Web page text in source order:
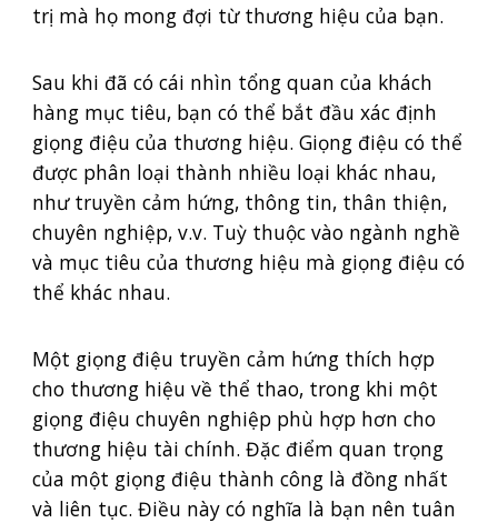
trị mà họ mong đợi từ thương hiệu của bạn.
Sau khi đã có cái nhìn tổng quan của khách
hàng mục tiêu, bạn có thể bắt đầu xác định
giọng điệu của thương hiệu. Giọng điệu có thể
được phân loại thành nhiều loại khác nhau,
như truyền cảm hứng, thông tin, thân thiện,
chuyên nghiệp, v.v. Tuỳ thuộc vào ngành nghề
và mục tiêu của thương hiệu mà giọng điệu có
thể khác nhau.
Một giọng điệu truyền cảm hứng thích hợp
cho thương hiệu về thể thao, trong khi một
giọng điệu chuyên nghiệp phù hợp hơn cho
thương hiệu tài chính. Đặc điểm quan trọng
của một giọng điệu thành công là đồng nhất
và liên tục. Điều này có nghĩa là bạn nên tuân